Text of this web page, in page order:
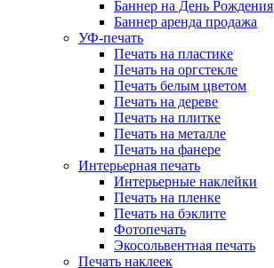
Баннер на День Рождения
Баннер аренда продажа
УФ-печать
Печать на пластике
Печать на оргстекле
Печать белым цветом
Печать на дереве
Печать на плитке
Печать на металле
Печать на фанере
Интерьерная печать
Интерьерные наклейки
Печать на пленке
Печать на бэклите
Фотопечать
Экосольвентная печать
Печать наклеек